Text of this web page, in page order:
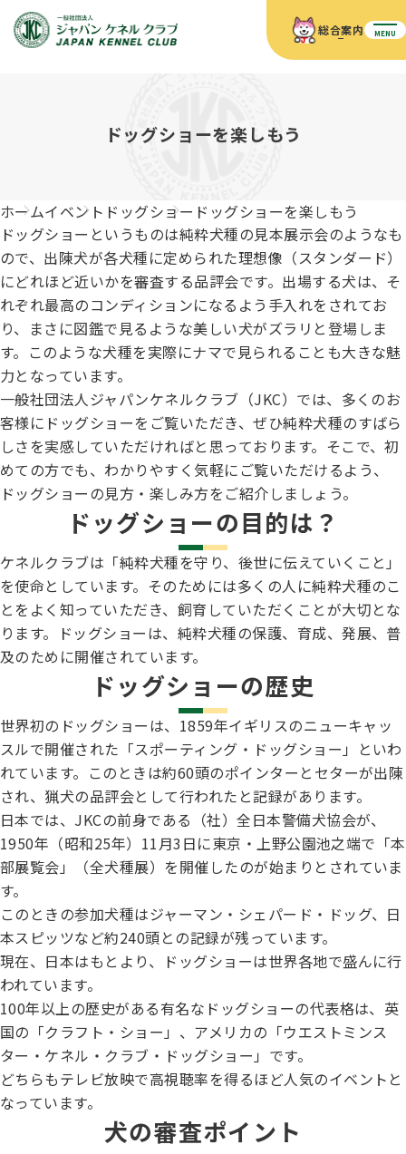
総合案内 MENU
JKCの活動内容
組織概要
定款
沿革
JKCの歴史
ディスクロージャー（情報公開）
有識者会議の提言について
3分でわかるジャパンケネルクラブ
ジャパンケネルクラブチャンネルYouTube
ガゼットのご案内
犬種別犬籍登録頭数
長寿犬表彰について
災害救助犬の育成
血統証明書について
血統証明書・各種申請
血統証明書・所有者名義変更
子犬の申請について
DNA登録
チャンピオンタイトル
繁殖についての基礎知識
正しいブリーディングと守るべき心得
ティーカッププードル、豆柴について
遺伝子疾患について考えよう
「動物の愛護及び管理に関する法律」
股関節形成不全症(HD)と肘関節異形成症(ED)について
人工授精について
子犬を繁殖した方へ 〜 子犬の正式な名前のつけ方
ドッグショー 競技会スケジュール
ドッグショー
FCIインターナショナルドッグショー開催のご案内
チャンピオンについて(ドッグショー・競技会)
ロイヤルカナンアワードについて
JKCブリーディングアワード
訓練競技会
アジリティー競技会
フライボール競技会
オビディエンス競技会
IGP
BH
ドッグダンス
犬種紹介
新登録犬種のご紹介
キーワードラリー2025
ジュニアハンドラーとは
自由研究<犬について詳しく知ろう！>
ジャックお面を作ってあそぼう♪
JKC公認資格
JKC公認資格
「資格更新料の自動引落」のご利用について
愛犬飼育管理士
トリマー
ハンドラー
訓練士
スチュワード
審査員
アニマル衛生士
自主研修会／日程
刊行物
刊行物のご案内
犬の健康管理手帳について
お知らせ 会員向け情報
ダウンロード FAQ
ドッグショーを楽しもう
ホームイベント ドッグショー ドッグショーを楽しもう
ドッグショーというものは純粋犬種の見本展示会のようなも
ので、出陳犬が各犬種に定められた理想像（スタンダード）
にどれほど近いかを審査する品評会です。出場する犬は、そ
れぞれ最高のコンディションになるよう手入れをされてお
り、まさに図鑑で見るような美しい犬がズラリと登場しま
す。このような犬種を実際にナマで見られることも大きな魅
力となっています。
一般社団法人ジャパンケネルクラブ（JKC）では、多くのお
客様にドッグショーをご覧いただき、ぜひ純粋犬種のすばら
しさを実感していただければと思っております。そこで、初
めての方でも、わかりやすく気軽にご覧いただけるよう、
ドッグショーの見方・楽しみ方をご紹介しましょう。
ドッグショーの目的は？
ケネルクラブは「純粋犬種を守り、後世に伝えていくこと」
を使命としています。そのためには多くの人に純粋犬種のこ
とをよく知っていただき、飼育していただくことが大切とな
ります。ドッグショーは、純粋犬種の保護、育成、発展、普
及のために開催されています。
ドッグショーの歴史
世界初のドッグショーは、1859年イギリスのニューキャッ
スルで開催された「スポーティング・ドッグショー」といわ
れています。このときは約60頭のポインターとセターが出陳
され、猟犬の品評会として行われたと記録があります。
日本では、JKCの前身である（社）全日本警備犬協会が、
1950年（昭和25年）11月3日に東京・上野公園池之端で「本
部展覧会」（全犬種展）を開催したのが始まりとされていま
す。
このときの参加犬種はジャーマン・シェパード・ドッグ、日
本スピッツなど約240頭との記録が残っています。
現在、日本はもとより、ドッグショーは世界各地で盛んに行
われています。
100年以上の歴史がある有名なドッグショーの代表格は、英
国の「クラフト・ショー」、アメリカの「ウエストミンス
ター・ケネル・クラブ・ドッグショー」です。
どちらもテレビ放映で高視聴率を得るほど人気のイベントと
なっています。
犬の審査ポイント